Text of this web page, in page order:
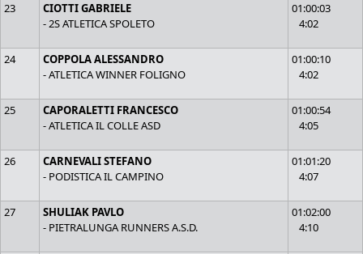
23
CIOTTI GABRIELE
- 2S ATLETICA SPOLETO
01:00:03
4:02
24
COPPOLA ALESSANDRO
- ATLETICA WINNER FOLIGNO
01:00:10
4:02
25
CAPORALETTI FRANCESCO
- ATLETICA IL COLLE ASD
01:00:54
4:05
26
CARNEVALI STEFANO
- PODISTICA IL CAMPINO
01:01:20
4:07
27
SHULIAK PAVLO
- PIETRALUNGA RUNNERS A.S.D.
01:02:00
4:10